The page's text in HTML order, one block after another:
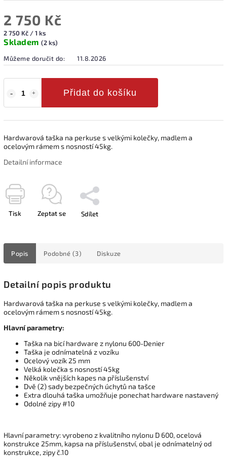
2 750 Kč
2 750 Kč / 1 ks
Skladem (2 ks)
Můžeme doručit do:
11.8.2026
Přidat do košíku
Hardwarová taška na perkuse s velkými kolečky, madlem a
ocelovým rámem s nosností 45kg.
Detailní informace
Tisk Zeptat se Sdílet
Popis Podobné (3) Diskuze
Detailní popis produktu
Hardwarová taška na perkuse s velkými kolečky, madlem a
ocelovým rámem s nosností 45kg.
Hlavní parametry:
Taška na bicí hardware z nylonu 600-Denier
Taška je odnímatelná z vozíku
Ocelový vozík 25 mm
Velká kolečka s nosností 45kg
Několik vnějších kapes na příslušenství
Dvě (2) sady bezpečných úchytů na tašce
Extra dlouhá taška umožňuje ponechat hardware nastavený
Odolné zipy #10
Hlavní parametry: vyrobeno z kvalitního nylonu D 600, ocelová
konstrukce 25mm, kapsa na příslušenství, obal je odnímatelný od
konstrukce, zipy č.10